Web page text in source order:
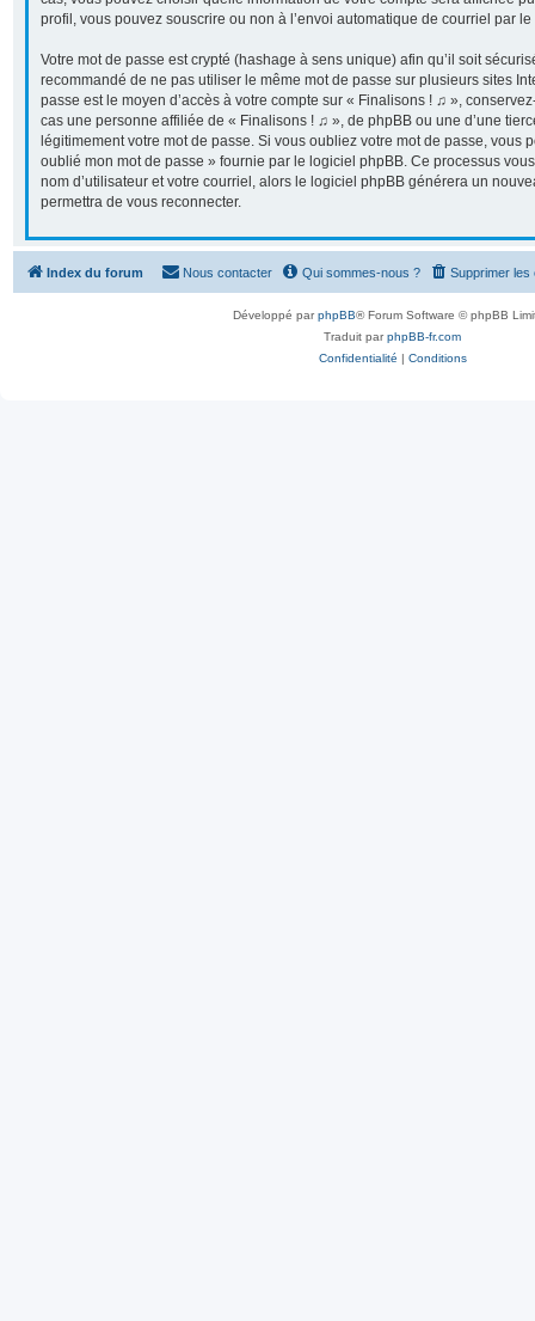
profil, vous pouvez souscrire ou non à l’envoi automatique de courriel par
Votre mot de passe est crypté (hashage à sens unique) afin qu’il soit
recommandé de ne pas utiliser le même mot de passe sur plusieurs sites
passe est le moyen d’accès à votre compte sur « Finalisons ! ♫ »,
cas une personne affiliée de « Finalisons ! ♫ », de phpBB ou une d’une
légitimement votre mot de passe. Si vous oubliez votre mot de passe, vous
oublié mon mot de passe » fournie par le logiciel phpBB. Ce processus
nom d’utilisateur et votre courriel, alors le logiciel phpBB générera un
permettra de vous reconnecter.
Index du forum Supprimer les
Qui sommes-nous ?
Nous contacter
Développé parphpBB® Forum Software © phpBB
Traduit parphpBB-fr.com
Confidentialité | Conditions